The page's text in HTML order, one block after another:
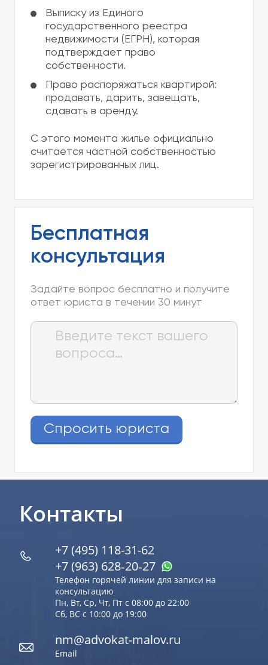
Выписку из Единого
государственного реестра
недвижимости (ЕГРН), которая
подтверждает право
собственности.
Право распоряжаться квартирой:
продавать, дарить, завещать,
сдавать в аренду.
С этого момента жилье официально
считается частной собственностью
зарегистрированных лиц.
Бесплатная
консультация
Задайте вопрос бесплатно и получите
ответ юриста в течении 30 минут
Спросить юриста
Контакты
+7 (495) 118-31-62
+7 (963) 628‑20‑27
Телефон горячей линии для записи на
консультацию
Пн, Вт, Ср, Чт, Пт с 08:00 до 22:00
Сб, ВС с 10:00 до 19:00
nm@advokat-malov.ru
Email